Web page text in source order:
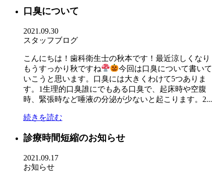
口臭について
2021.09.30
スタッフブログ
こんにちは！歯科衛生士の秋本です！最近涼しくなり
もうすっかり秋ですね
今回は口臭について書いて
いこうと思います。口臭には大きくわけて5つありま
す。1生理的口臭誰にでもある口臭で、起床時や空腹
時、緊張時など唾液の分泌が少ないと起こります。2...
続きを読む
診療時間短縮のお知らせ
2021.09.17
お知らせ